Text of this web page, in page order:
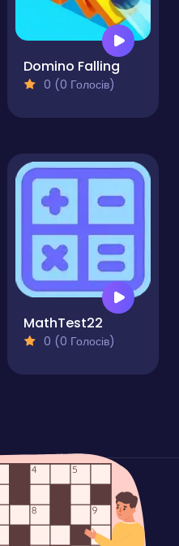
Domino Falling
0 (0 Голосів)
MathTest22
0 (0 Голосів)